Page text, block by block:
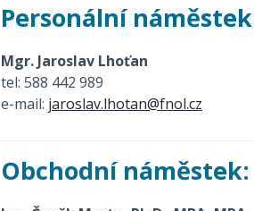
Personální
Mgr. Jaroslav Lhoťan
tel: 588 442 989
e-mail: jaroslav.lhotan@fnol.cz
Obchodní náměstek: